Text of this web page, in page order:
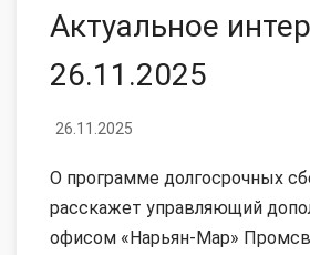
Актуальное
26.11.2025
26.11.2025
О программе долгосрочных
расскажет управляющий
офисом «Нарьян-Мар»